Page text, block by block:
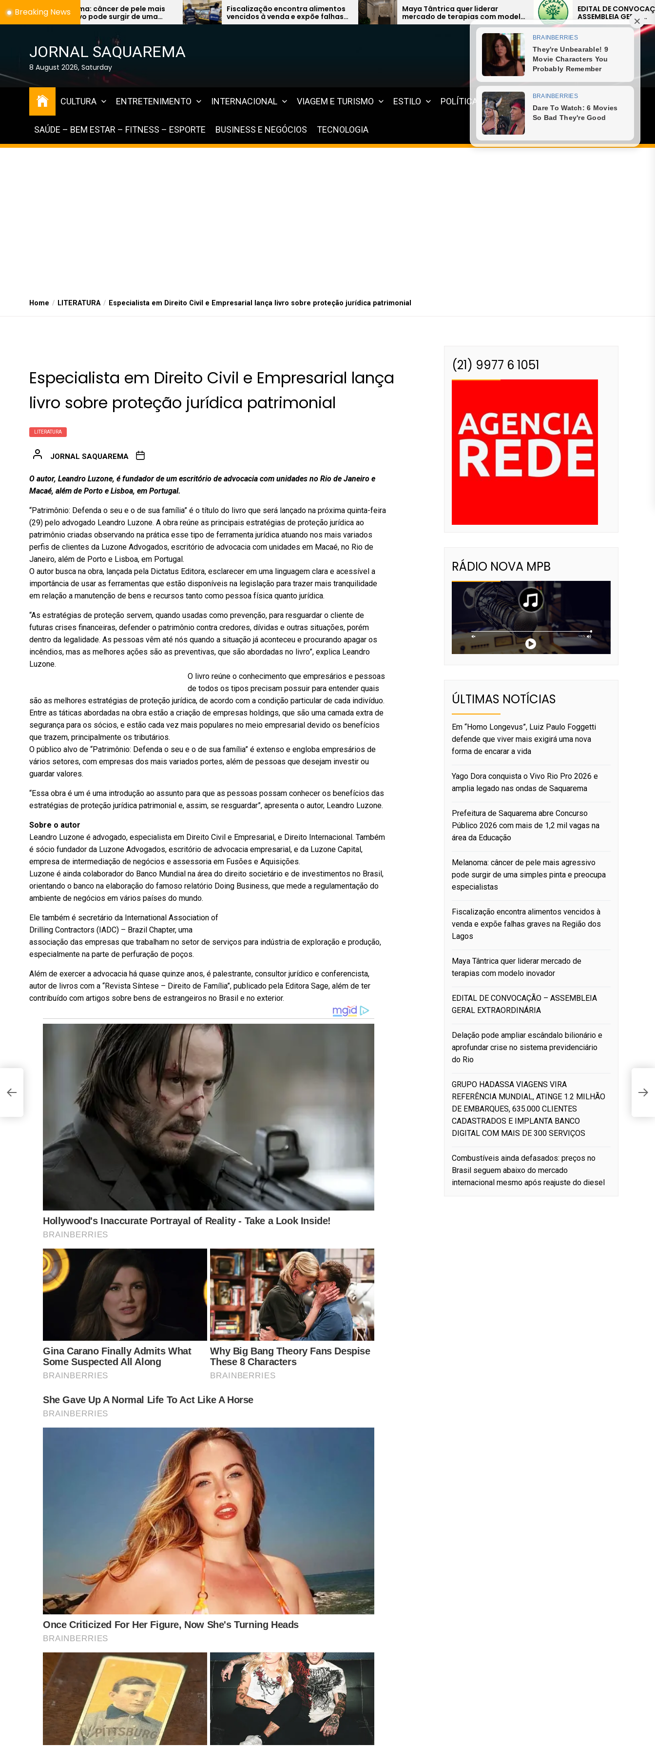
to
Breaking News
de pele mais
surgir de uma
preocupa
Fiscalização encontra alimentos
vencidos à venda e expõe falhas
graves na Região dos Lagos
Maya Tântrica quer liderar
mercado de terapias com modelo
inovador
EDITAL DE CONVOCAÇÃO –
ASSEMBLEIA GERAL
EXTRAORDINÁRIA
JORNAL SAQUAREMA
8 August 2026, Saturday
Menu
CULTURA ENTRETENIMENTO INTERNACIONAL VIAGEM E TURISMO ESTILO POLÍTICA GASTRONOMIA ESPORTE
SAÚDE – BEM ESTAR – FITNESS – ESPORTE BUSINESS E NEGÓCIOS TECNOLOGIA
Home LITERATURA Especialista em Direito Civil e Empresarial lança livro sobre proteção jurídica patrimonial
Especialista em Direito Civil e Empresarial lança
livro sobre proteção jurídica patrimonial
LITERATURA
JORNAL SAQUAREMA
O autor, Leandro Luzone, é fundador de um escritório de advocacia com unidades no Rio de Janeiro e
Macaé, além de Porto e Lisboa, em Portugal.
“Patrimônio: Defenda o seu e o de sua família” é o título do livro que será lançado na próxima quinta-feira
(29) pelo advogado Leandro Luzone. A obra reúne as principais estratégias de proteção jurídica ao
patrimônio criadas observando na prática esse tipo de ferramenta jurídica atuando nos mais variados
perfis de clientes da Luzone Advogados, escritório de advocacia com unidades em Macaé, no Rio de
Janeiro, além de Porto e Lisboa, em Portugal.
O autor busca na obra, lançada pela Dictatus Editora, esclarecer em uma linguagem clara e acessível a
importância de usar as ferramentas que estão disponíveis na legislação para trazer mais tranquilidade
em relação a manutenção de bens e recursos tanto como pessoa física quanto jurídica.
“As estratégias de proteção servem, quando usadas como prevenção, para resguardar o cliente de
futuras crises financeiras, defender o patrimônio contra credores, dívidas e outras situações, porém
dentro da legalidade. As pessoas vêm até nós quando a situação já aconteceu e procurando apagar os
incêndios, mas as melhores ações são as preventivas, que são abordadas no livro”, explica Leandro
Luzone.
O livro reúne o conhecimento que empresários e pessoas
de todos os tipos precisam possuir para entender quais
são as melhores estratégias de proteção jurídica, de acordo com a condição particular de cada indivíduo.
Entre as táticas abordadas na obra estão a criação de empresas holdings, que são uma camada extra de
segurança para os sócios, e estão cada vez mais populares no meio empresarial devido os benefícios
que trazem, principalmente os tributários.
O público alvo de “Patrimônio: Defenda o seu e o de sua família” é extenso e engloba empresários de
vários setores, com empresas dos mais variados portes, além de pessoas que desejam investir ou
guardar valores.
“Essa obra é um é uma introdução ao assunto para que as pessoas possam conhecer os benefícios das
estratégias de proteção jurídica patrimonial e, assim, se resguardar”, apresenta o autor, Leandro Luzone.
Sobre o autor
Leandro Luzone é advogado, especialista em Direito Civil e Empresarial, e Direito Internacional. Também
é sócio fundador da Luzone Advogados, escritório de advocacia empresarial, e da Luzone Capital,
empresa de intermediação de negócios e assessoria em Fusões e Aquisições.
Luzone é ainda colaborador do Banco Mundial na área do direito societário e de investimentos no Brasil,
orientando o banco na elaboração do famoso relatório Doing Business, que mede a regulamentação do
ambiente de negócios em vários países do mundo.
Ele também é secretário da International Association of
Drilling Contractors (IADC) – Brazil Chapter, uma
associação das empresas que trabalham no setor de serviços para indústria de exploração e produção,
especialmente na parte de perfuração de poços.
Além de exercer a advocacia há quase quinze anos, é palestrante, consultor jurídico e conferencista,
autor de livros com a “Revista Síntese – Direito de Família”, publicado pela Editora Sage, além de ter
contribuído com artigos sobre bens de estrangeiros no Brasil e no exterior.
(21) 9977 6 1051
RÁDIO NOVA MPB
ÚLTIMAS NOTÍCIAS
Em “Homo Longevus”, Luiz Paulo Foggetti
defende que viver mais exigirá uma nova
forma de encarar a vida
Yago Dora conquista o Vivo Rio Pro 2026 e
amplia legado nas ondas de Saquarema
Prefeitura de Saquarema abre Concurso
Público 2026 com mais de 1,2 mil vagas na
área da Educação
Melanoma: câncer de pele mais agressivo
pode surgir de uma simples pinta e preocupa
especialistas
Fiscalização encontra alimentos vencidos à
venda e expõe falhas graves na Região dos
Lagos
Maya Tântrica quer liderar mercado de
terapias com modelo inovador
EDITAL DE CONVOCAÇÃO – ASSEMBLEIA
GERAL EXTRAORDINÁRIA
Delação pode ampliar escândalo bilionário e
aprofundar crise no sistema previdenciário
do Rio
GRUPO HADASSA VIAGENS VIRA
REFERÊNCIA MUNDIAL, ATINGE 1.2 MILHÃO
DE EMBARQUES, 635.000 CLIENTES
CADASTRADOS E IMPLANTA BANCO
DIGITAL COM MAIS DE 300 SERVIÇOS
Combustíveis ainda defasados: preços no
Brasil seguem abaixo do mercado
internacional mesmo após reajuste do diesel